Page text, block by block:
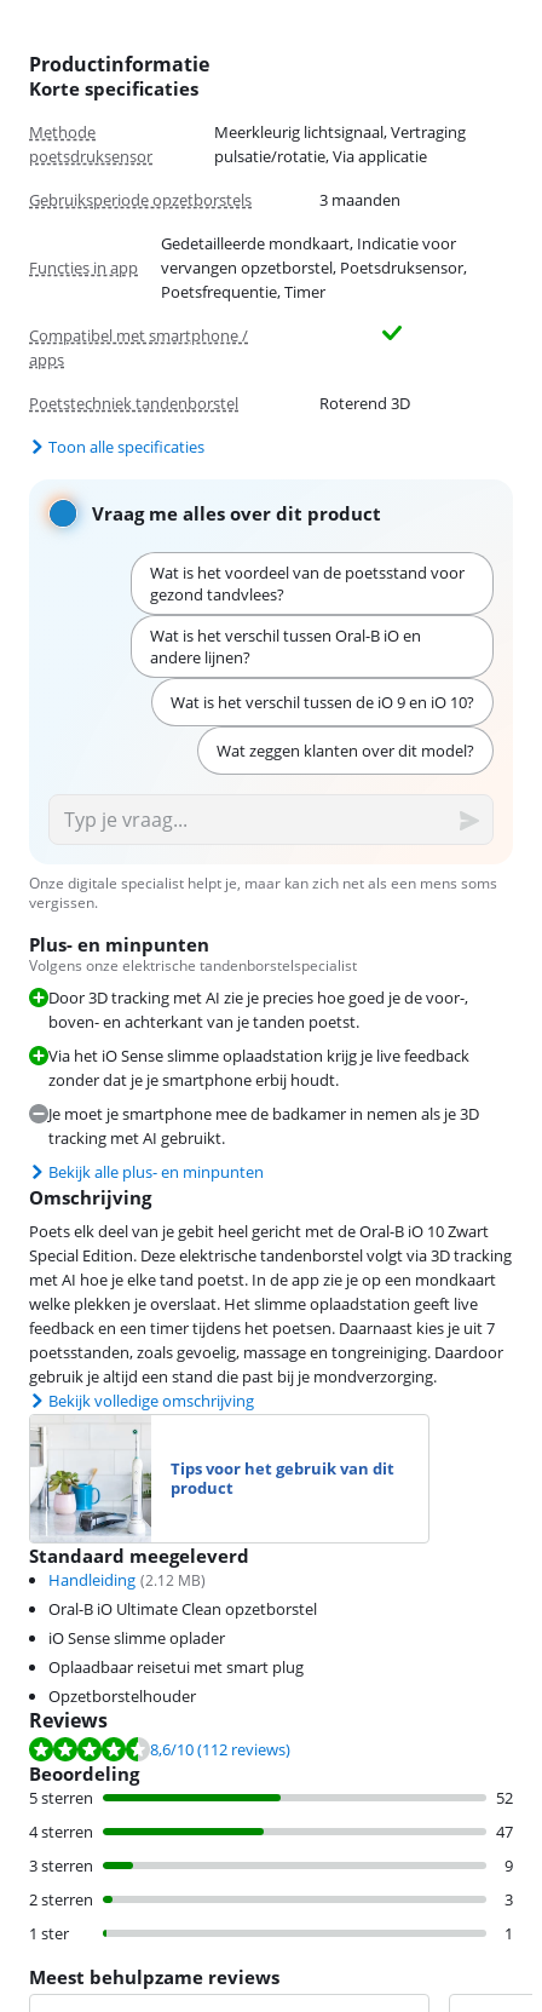
Productinformatie
Korte specificaties
Methode
poetsdruksensor
Meerkleurig lichtsignaal, Vertraging
pulsatie/rotatie, Via applicatie
Gebruiksperiode opzetborstels
3 maanden
Functies in app
Gedetailleerde mondkaart, Indicatie voor
vervangen opzetborstel, Poetsdruksensor,
Poetsfrequentie, Timer
Compatibel met smartphone /
apps
Poetstechniek tandenborstel
Roterend 3D
Toon alle specificaties
Vraag me alles over dit product
Wat is het voordeel van de poetsstand voor
gezond tandvlees?
Wat is het verschil tussen Oral-B iO en
andere lijnen?
Wat is het verschil tussen de iO 9 en iO 10?
Wat zeggen klanten over dit model?
Onze digitale specialist helpt je, maar kan zich net als een mens soms
vergissen.
Plus- en minpunten
Volgens onze elektrische tandenborstelspecialist
Door 3D tracking met AI zie je precies hoe goed je de voor-,
boven- en achterkant van je tanden poetst.
Via het iO Sense slimme oplaadstation krijg je live feedback
zonder dat je je smartphone erbij houdt.
Je moet je smartphone mee de badkamer in nemen als je 3D
tracking met AI gebruikt.
Bekijk alle plus- en minpunten
Omschrijving
Poets elk deel van je gebit heel gericht met de Oral-B iO 10 Zwart
Special Edition. Deze elektrische tandenborstel volgt via 3D tracking
met AI hoe je elke tand poetst. In de app zie je op een mondkaart
welke plekken je overslaat. Het slimme oplaadstation geeft live
feedback en een timer tijdens het poetsen. Daarnaast kies je uit 7
poetsstanden, zoals gevoelig, massage en tongreiniging. Daardoor
gebruik je altijd een stand die past bij je mondverzorging.
Bekijk volledige omschrijving
Tips voor het gebruik van dit
product
Standaard meegeleverd
Handleiding (2.12 MB)
Oral-B iO Ultimate Clean opzetborstel
iO Sense slimme oplader
Oplaadbaar reisetui met smart plug
Opzetborstelhouder
Reviews
Beoordeling is 8,6 van de 10, gebaseerd op 112 reviews.
8,6/10(112 reviews)
Beoordeling
5 sterren
52
4 sterren
47
3 sterren
9
2 sterren
3
1 ster
1
Meest behulpzame reviews